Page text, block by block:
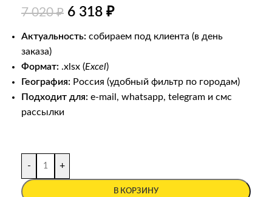
7 020₽ 6 318 ₽
Актуальность: собираем под клиента (в день
заказа)
Формат: .xlsx (Excel)
География: Россия (удобный фильтр по городам)
Подходит для: e-mail, whatsapp, telegram и смс
рассылки
- +
В КОРЗИНУ